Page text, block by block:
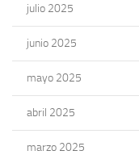
julio 2025
junio 2025
mayo 2025
abril 2025
marzo 2025